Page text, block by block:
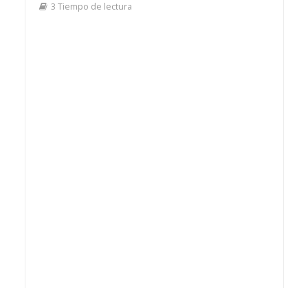
3 Tiempo de lectura